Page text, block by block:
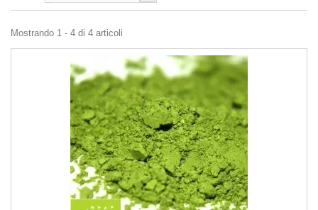
Mostrando 1 - 4 di 4 articoli